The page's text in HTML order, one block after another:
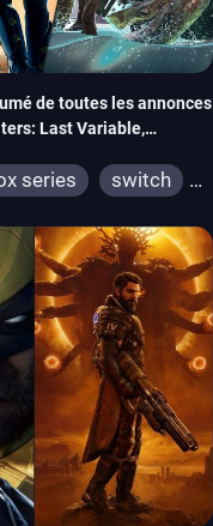
de toutes les annonces
Last Variable,
series
switch
vr 2
2